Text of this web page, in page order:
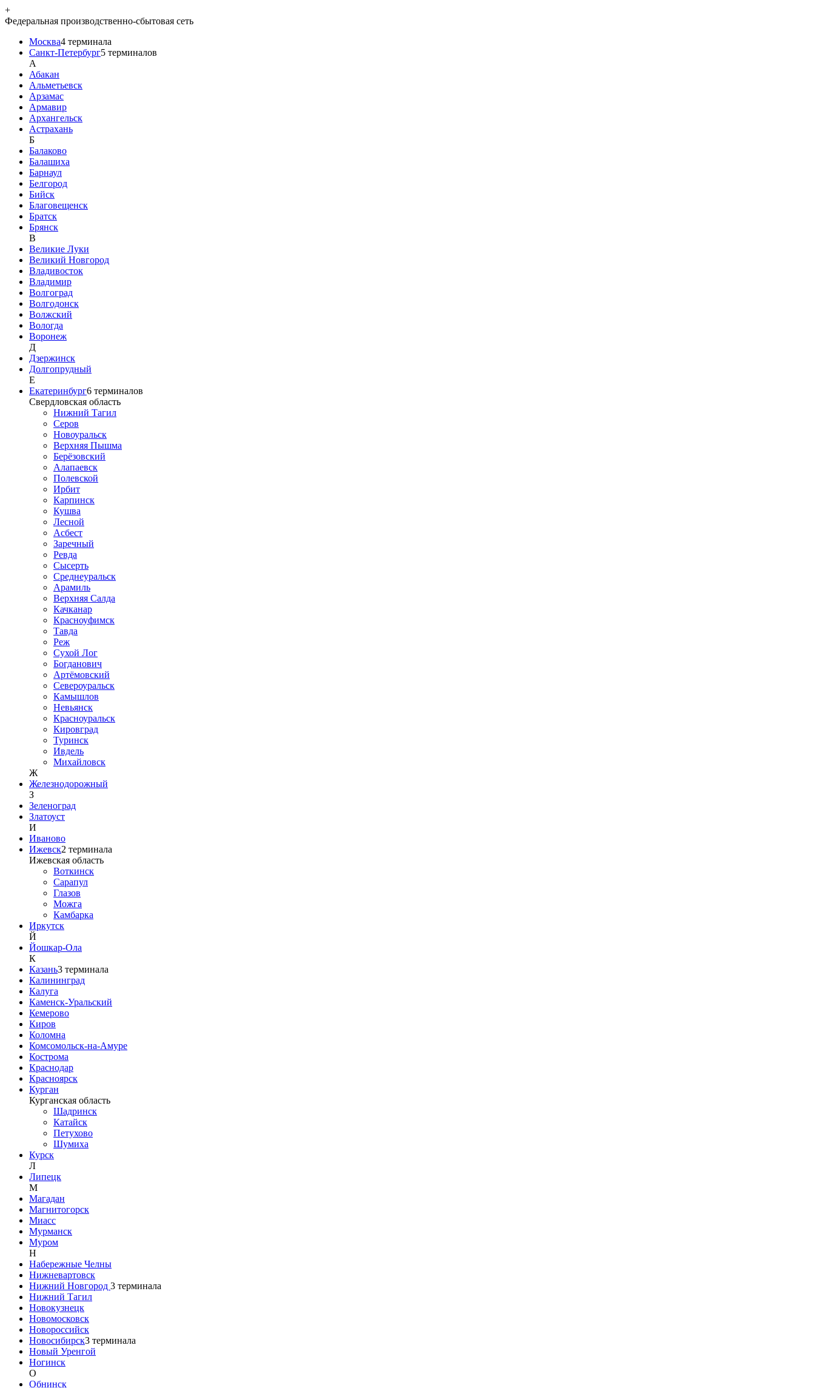
+
Федеральная производственно-сбытовая сеть
Москва4 терминала
Санкт-Петербург5 терминалов
A
Абакан
Альметьевск
Арзамас
Армавир
Архангельск
Астрахань
Б
Балаково
Балашиха
Барнаул
Белгород
Бийск
Благовещенск
Братск
Брянск
В
Великие Луки
Великий Новгород
Владивосток
Владимир
Волгоград
Волгодонск
Волжский
Вологда
Воронеж
Д
Дзержинск
Долгопрудный
Е
Екатеринбург6 терминалов
Свердловская область
Нижний Тагил
Серов
Новоуральск
Верхняя Пышма
Берёзовский
Алапаевск
Полевской
Ирбит
Карпинск
Кушва
Лесной
Асбест
Заречный
Ревда
Сысерть
Среднеуральск
Арамиль
Верхняя Салда
Качканар
Красноуфимск
Тавда
Реж
Сухой Лог
Богданович
Артёмовский
Североуральск
Камышлов
Невьянск
Красноуральск
Кировград
Туринск
Ивдель
Михайловск
Ж
Железнодорожный
З
Зеленоград
Златоуст
И
Иваново
Ижевск2 терминала
Ижевская область
Воткинск
Сарапул
Глазов
Можга
Камбарка
Иркутск
Й
Йошкар-Ола
К
Казань3 терминала
Калининград
Калуга
Каменск-Уральский
Кемерово
Киров
Коломна
Комсомольск-на-Амуре
Кострома
Краснодар
Красноярск
Курган
Курганская область
Шадринск
Катайск
Петухово
Шумиха
Курск
Л
Липецк
М
Магадан
Магнитогорск
Миасс
Мурманск
Муром
Н
Набережные Челны
Нижневартовск
Нижний Новгород 3 терминала
Нижний Тагил
Новокузнецк
Новомосковск
Новороссийск
Новосибирск3 терминала
Новый Уренгой
Ногинск
О
Обнинск